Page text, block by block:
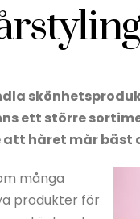
ett större
håret mår
många
produkter för